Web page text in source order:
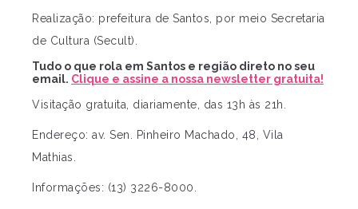
Realização: prefeitura de Santos, por meio Secretaria
de Cultura (Secult).
Tudo o que rola em Santos e região direto no seu
email. Clique e assine a nossa newsletter gratuita!
Visitação gratuita, diariamente, das 13h às 21h.
Endereço: av. Sen. Pinheiro Machado, 48, Vila
Mathias.
Informações: (13) 3226-8000.